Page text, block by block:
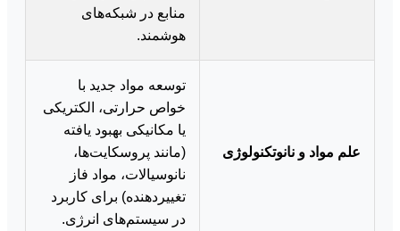
منابع در شبکه‌های
هوشمند.
علم مواد و نانوتکنولوژی
توسعه مواد جدید با
خواص حرارتی، الکتریکی
یا مکانیکی بهبود یافته
(مانند پروسکایت‌ها،
نانوسیالات، مواد فاز
تغییردهنده) برای کاربرد
در سیستم‌های انرژی.